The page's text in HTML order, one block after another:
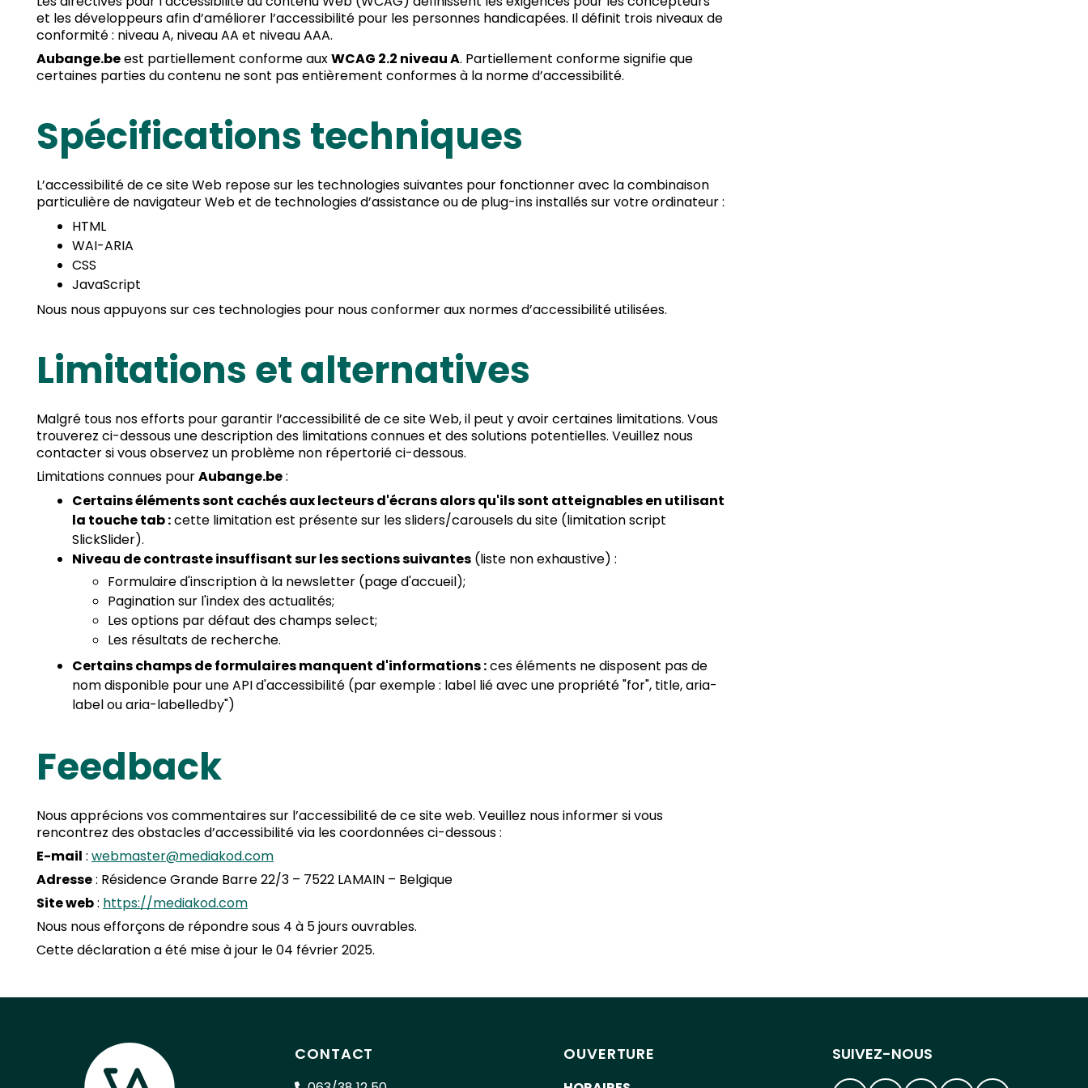
et les développeurs afin d’améliorer l’accessibilité pour les personnes handicapées. Il définit trois niveaux de
conformité : niveau A, niveau AA et niveau AAA.
Aubange.beest partiellement conforme auxWCAG 2.2 niveau A. Partiellement conforme signifie que
certaines parties du contenu ne sont pas entièrement conformes à la norme d’accessibilité.
Spécifications techniques
L’accessibilité de ce site Web repose sur les technologies suivantes pour fonctionner avec la combinaison
particulière de navigateur Web et de technologies d’assistance ou de plug-ins installés sur votre ordinateur :
HTML
WAI-ARIA
CSS
JavaScript
Nous nous appuyons sur ces technologies pour nous conformer aux normes d’accessibilité utilisées.
Limitations et alternatives
Malgré tous nos efforts pour garantir l’accessibilité de ce site Web, il peut y avoir certaines limitations. Vous
trouverez ci-dessous une description des limitations connues et des solutions potentielles. Veuillez nous
contacter si vous observez un problème non répertorié ci-dessous.
Limitations connues pourAubange.be:
Certains éléments sont cachés aux lecteurs d'écrans alors qu'ils sont atteignables en utilisant
la touche tab :cette limitation est présente sur les sliders/carousels du site (limitation script
SlickSlider).
Niveau de contraste insuffisant sur les sections suivantes (liste non exhaustive) :
Formulaire d'inscription à la newsletter (page d'accueil);
Pagination sur l'index des actualités;
Les options par défaut des champs select;
Les résultats de recherche.
Certains champs de formulaires manquent d'informations :ces éléments ne disposent pas de
nom disponible pour une API d'accessibilité (par exemple : label lié avec une propriété "for", title, aria-
label ou aria-labelledby")
Feedback
Nous apprécions vos commentaires sur l’accessibilité de ce site web. Veuillez nous informer si vous
rencontrez des obstacles d’accessibilité via les coordonnées ci-dessous :
E-mail : webmaster@mediakod.com
Adresse: Résidence Grande Barre 22/3 – 7522 LAMAIN – Belgique
Site web: https://mediakod.com
Nous nous efforçons de répondre sous 4 à 5 jours ouvrables.
Cette déclaration a été mise à jour le 04 février 2025.
CONTACT OUVERTURE SUIVEZ-NOUS